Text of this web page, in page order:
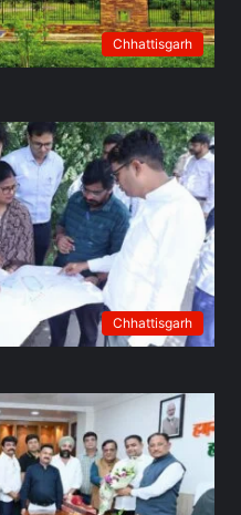
Chhattisgarh
Chhattisgarh